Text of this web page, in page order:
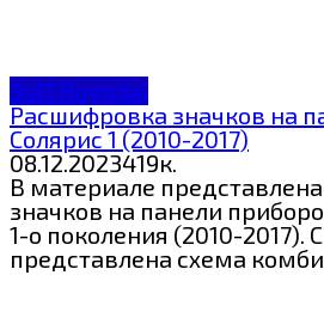
ЗнП Huyndai
Расшифровка значков на
Солярис 1 (2010-2017)
08.12.2023419к.
В материале
значков на панели
1-о поколения (2010-2017).
представлена схема